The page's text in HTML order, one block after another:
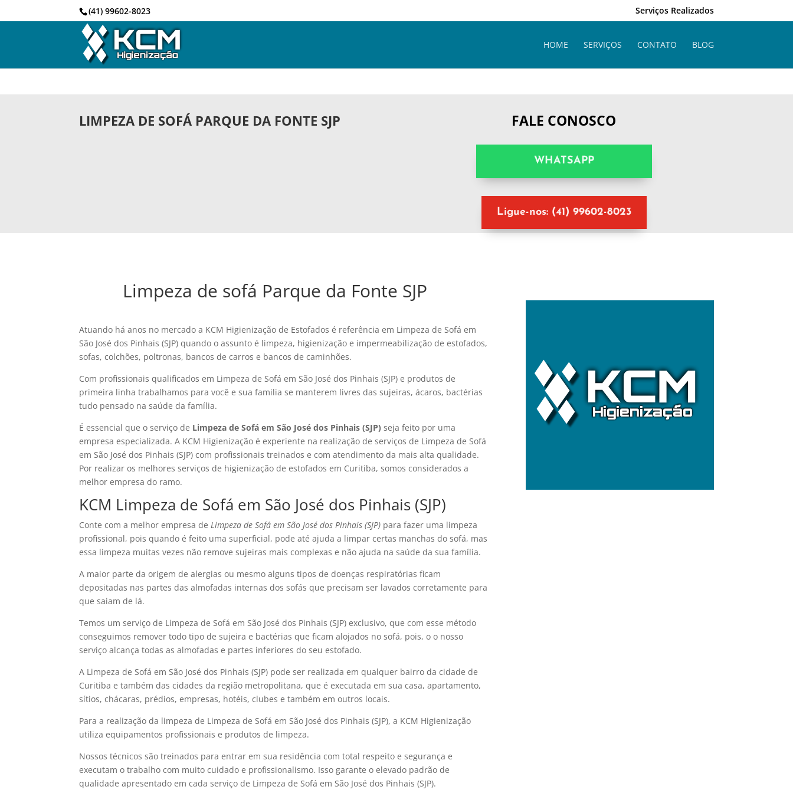
(41) 99602-8023 Serviços Realizados
HOME SERVIÇOS CONTATO BLOG
LIMPEZA DE SOFÁ PARQUE DA FONTE SJP FALE CONOSCO
WHATSAPP
Ligue-nos: (41) 99602-8023
Limpeza de sofá Parque da Fonte SJP
Atuando há anos no mercado a KCM Higienização de Estofados é referência em Limpeza de Sofá em
São José dos Pinhais (SJP) quando o assunto é limpeza, higienização e impermeabilização de estofados,
sofas, colchões, poltronas, bancos de carros e bancos de caminhões.
Com profissionais qualificados em Limpeza de Sofá em São José dos Pinhais (SJP) e produtos de
primeira linha trabalhamos para você e sua familia se manterem livres das sujeiras, ácaros, bactérias
tudo pensado na saúde da família.
É essencial que o serviço de Limpeza de Sofá em São José dos Pinhais (SJP) seja feito por uma
empresa especializada. A KCM Higienização é experiente na realização de serviços de Limpeza de Sofá
em São José dos Pinhais (SJP) com profissionais treinados e com atendimento da mais alta qualidade.
Por realizar os melhores serviços de higienização de estofados em Curitiba, somos considerados a
melhor empresa do ramo.
KCM Limpeza de Sofá em São José dos Pinhais (SJP)
Conte com a melhor empresa deLimpeza de Sofá em São José dos Pinhais (SJP) para fazer uma limpeza
profissional, pois quando é feito uma superficial, pode até ajuda a limpar certas manchas do sofá, mas
essa limpeza muitas vezes não remove sujeiras mais complexas e não ajuda na saúde da sua família.
A maior parte da origem de alergias ou mesmo alguns tipos de doenças respiratórias ficam
depositadas nas partes das almofadas internas dos sofás que precisam ser lavados corretamente para
que saiam de lá.
Temos um serviço de Limpeza de Sofá em São José dos Pinhais (SJP) exclusivo, que com esse método
conseguimos remover todo tipo de sujeira e bactérias que ficam alojados no sofá, pois, o o nosso
serviço alcança todas as almofadas e partes inferiores do seu estofado.
A Limpeza de Sofá em São José dos Pinhais (SJP) pode ser realizada em qualquer bairro da cidade de
Curitiba e também das cidades da região metropolitana, que é executada em sua casa, apartamento,
sítios, chácaras, prédios, empresas, hotéis, clubes e também em outros locais.
Para a realização da limpeza de Limpeza de Sofá em São José dos Pinhais (SJP), a KCM Higienização
utiliza equipamentos profissionais e produtos de limpeza.
Nossos técnicos são treinados para entrar em sua residência com total respeito e segurança e
executam o trabalho com muito cuidado e profissionalismo. Isso garante o elevado padrão de
qualidade apresentado em cada serviço de Limpeza de Sofá em São José dos Pinhais (SJP).